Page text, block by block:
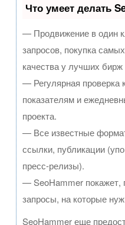
Что умеет делать
— Продвижение в один
запросов, покупка
качества у лучших
— Регулярная проверка
показателям и
проекта.
— Все известные
ссылки, публикации
пресс-релизы).
— SeoHammer покажет,
запросы, на которые
SeoHammer еще